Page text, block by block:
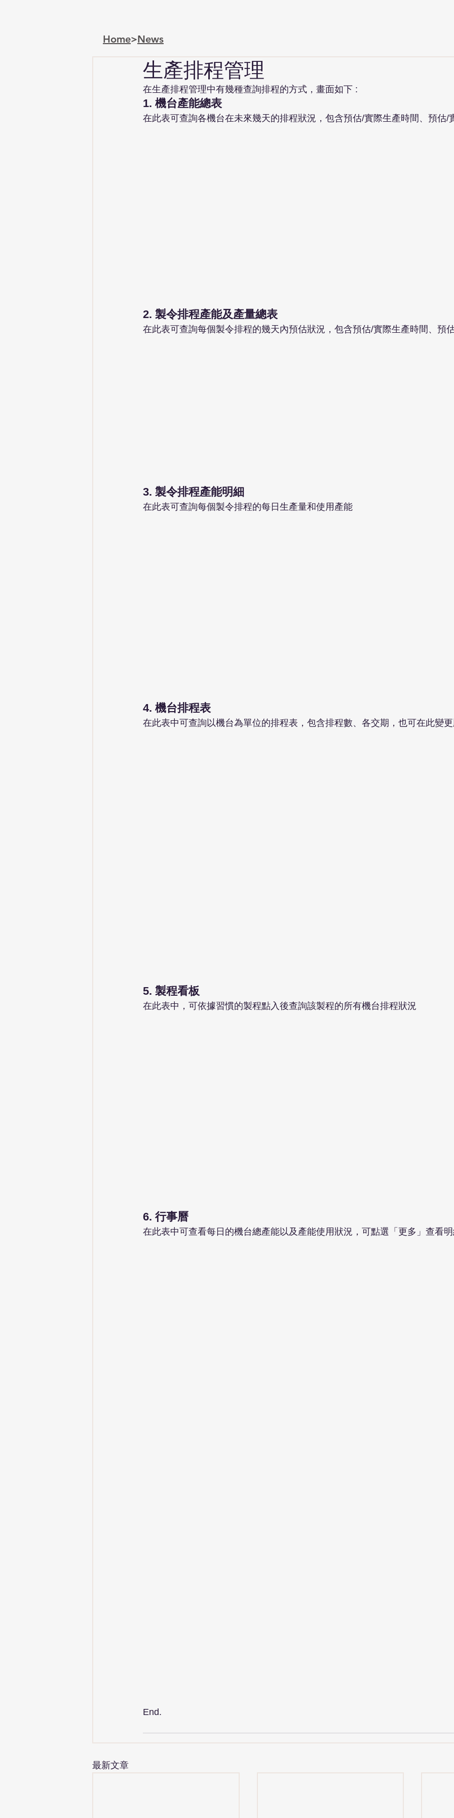
Home>News
生產排程管理
在生產排程管理中有幾種查詢排程的方式，畫面如下 :
1. 機台產能總表
在此表可查詢各機台在未來幾天的排程狀況，包含預估/實際生產時間、預估/
2. 製令排程產能及產量總表
在此表可查詢每個製令排程的幾天內預估狀況，包含預估/實際生產時間、預
3. 製令排程產能明細
在此表可查詢每個製令排程的每日生產量和使用產能
4. 機台排程表
在此表中可查詢以機台為單位的排程表，包含排程數、各交期，也可在此變
5. 製程看板
在此表中，可依據習慣的製程點入後查詢該製程的所有機台排程狀況
6. 行事曆
在此表中可查看每日的機台總產能以及產能使用狀況，可點選「更多」查看
End.
最新文章